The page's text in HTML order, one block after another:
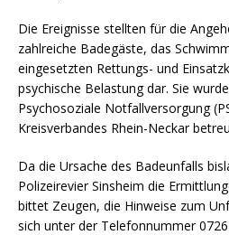
Die Ereignisse stellten für die
zahlreiche Badegäste, das
eingesetzten Rettungs- und
psychische Belastung dar. Sie
Psychosoziale Notfallversorgung
Kreisverbandes Rhein-Neckar
Da die Ursache des Badeunfalls
Polizeirevier Sinsheim die
bittet Zeugen, die Hinweise zum
sich unter der Telefonnummer